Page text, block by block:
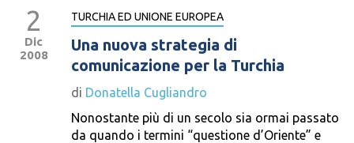
2
Dic
2008
TURCHIA ED UNIONE EUROPEA
Una nuova strategia di
comunicazione per la Turchia
di Donatella Cugliandro
Nonostante più di un secolo sia ormai passato
da quando i termini “questione d’Oriente” e